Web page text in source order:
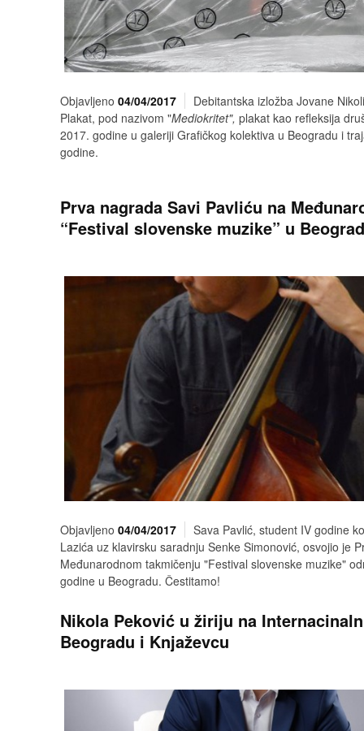
Objavljeno 04/04/2017
Debitantska izložba Jovane
Plakat, pod nazivom "Mediokritet", plakat kao refleksija
2017. godine u galeriji Grafičkog kolektiva u Beogradu i
godine.
Prva nagrada Savi Pavliću na
“Festival slovenske muzike” u
Objavljeno 04/04/2017
Sava Pavlić, student IV godine
Lazića uz klavirsku saradnju Senke Simonović, osvojio je
Međunarodnom takmičenju "Festival slovenske muzike"
godine u Beogradu. Čestitamo!
Nikola Peković u žiriju na
Beogradu i Knjaževcu